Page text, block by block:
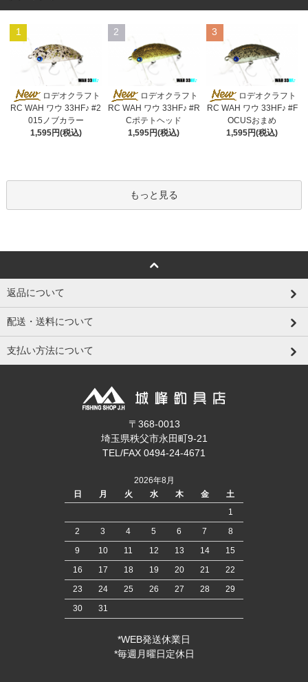
1
ロデオクラフト
RC WAH ワウ 33HF♪ #2
015ノブカラー
1,595円(税込)
2
ロデオクラフト
RC WAH ワウ 33HF♪ #R
Cポテトヘッド
1,595円(税込)
3
ロデオクラフト
RC WAH ワウ 33HF♪ #F
OCUSおまめ
1,595円(税込)
もっと見る
返品について
配送・送料について
支払い方法について
〒368-0013
埼玉県秩父市永田町9-21
TEL/FAX 0494-24-4671
2026年8月
日
月 火 水 木 金
土
1
2
3 4 5 6 7
8
9
10 11 12 13 14
15
16
17 18 19 20 21
22
23
24 25 26 27 28
29
30
31
*WEB発送休業日
*毎週月曜日定休日